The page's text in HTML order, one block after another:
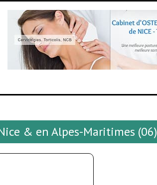
& en Alpes-Maritimes (06)